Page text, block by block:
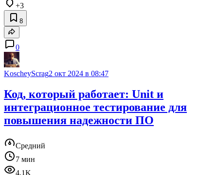
+3
8
0
KoscheyScrag2 окт 2024 в 08:47
Код, который работает: Unit и
интеграционное тестирование для
повышения надежности ПО
Средний
7 мин
4.1K